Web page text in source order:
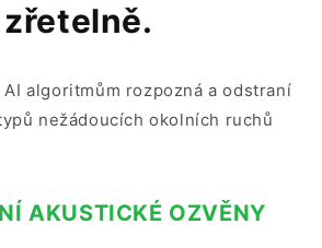
zřetelně.
algoritmům rozpozná a odstraní
nežádoucích okolních ruchů
AKUSTICKÉ OZVĚNY